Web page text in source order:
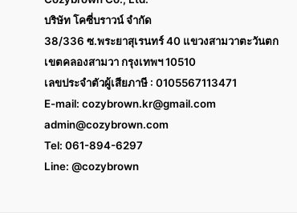
บริษัท โคซี่บราวน์ จำกัด
38/336 ซ.พระยาสุเรนทร์ 40 แขวงสามวาตะวันตก
เขตคลองสามวา กรุงเทพฯ 10510
เลขประจำตัวผู้เสียภาษี : 0105567113471
E-mail: cozybrown.kr@gmail.com
admin@cozybrown.com
Tel: 061-894-6297
Line: @cozybrown